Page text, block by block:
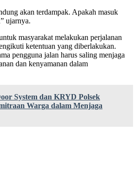
akan terdampak. Apakah masuk
ujarnya.
masyarakat melakukan perjalanan
ketentuan yang diberlakukan.
pengguna jalan harus saling menjaga
dan kenyamanan dalam
System dan KRYD Polsek
Warga dalam Menjaga